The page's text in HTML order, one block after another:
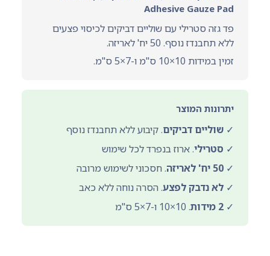
Adhesive Gauze Pad
פד גזה סטרילי עם שוליים דביקים לכיסוי פצעים
ללא תחבנדז נוסף. 50 יח' לאריזה.
זמין במידות 10×10 ס"מ ו-7×5 ס"מ.
יתרונות המוצר
✓ שוליים דביקים. קיבוע ללא תחבנדז נוסף
✓ סטרילי. ארוז בנפרד לכל שימוש
✓ 50 יח' לאריזה
. חסכוני לשימוש מרובה
✓ לא נדבק לפצע. הסרה נוחה ללא כאב
✓ 2 מידות . 10×10 ו-7×5 ס"מ